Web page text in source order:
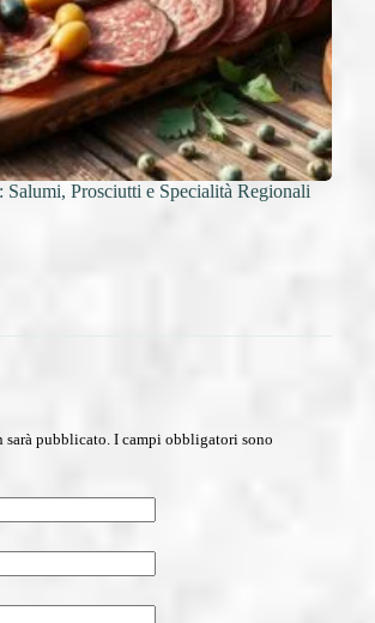
Salumi, Prosciutti e Specialità Regionali
pubblicato. I campi obbligatori sono